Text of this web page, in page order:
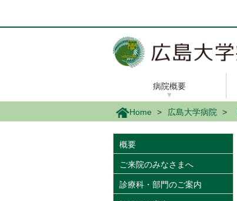
ン
病院概要
Home 広島大学病院
概要
ご来院のみなさまへ
診療科・部門のご案内